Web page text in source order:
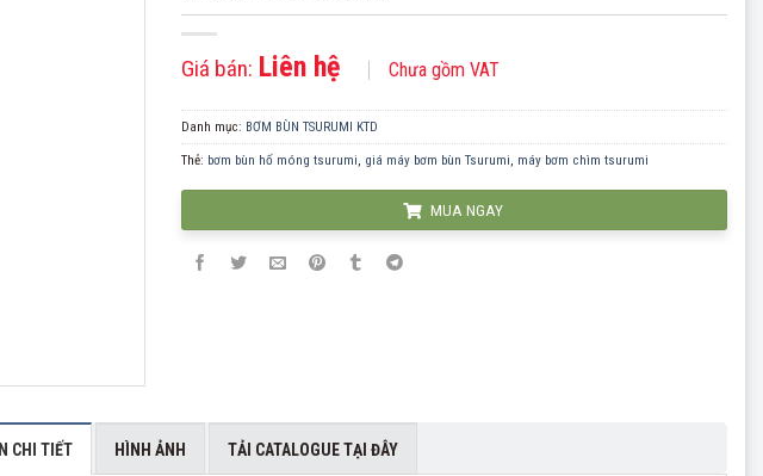
Giá bán: Liên hệ Chưa gồm VAT
Danh mục: BƠM BÙN TSURUMI KTD
Thẻ: bơm bùn hố móng tsurumi, giá máy bơm bùn Tsurumi, máy bơm chìm tsurumi
MUA NGAY
CHI TIẾT HÌNH ẢNH TẢI CATALOGUE TẠI ĐÂY